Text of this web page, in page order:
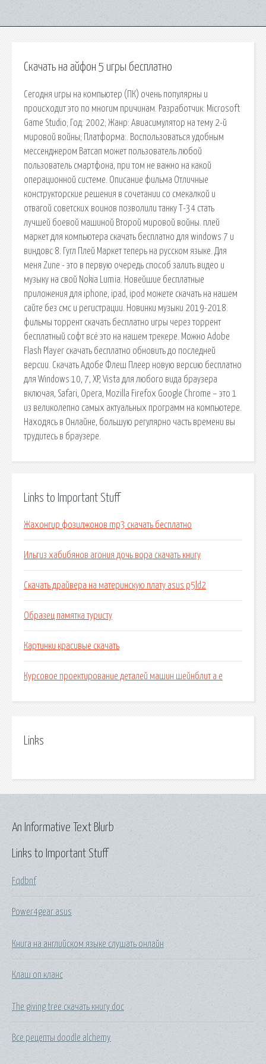
Скачать на айфон 5 игры бесплатно
Сегодня игры на компьютер (ПК) очень популярны и
происходит это по многим причинам. Разработчик: Microsoft
Game Studio; Год: 2002; Жанр: Авиасимулятор на тему 2-й
мировой войны; Платформа:. Воспользоваться удобным
мессенджером Ватсап может пользователь любой
пользователь смартфона, при том не важно на какой
операционной системе. Описание фильма Отличные
конструкторские решения в сочетании со смекалкой и
отвагой советских воинов позволили танку Т-34 стать
лучшей боевой машиной Второй мировой войны. плей
маркет для компьютера скачать бесплатно для windows 7 и
виндовс 8. Гугл Плей Маркет теперь на русском языке. Для
меня Zune - это в первую очередь способ залить видео и
музыку на свой Nokia Lumia. Новейшие бесплатные
приложения для iphone, ipad, ipod можете скачать на нашем
сайте без смс и регистрации. Новинки музыки 2019-2018.
фильмы торрент скачать бесплатно игры через торрент
бесплатный софт всё это на нашем трекере. Можно Adobe
Flash Player скачать бесплатно обновить до последней
версии. Скачать Адобе Флеш Плеер новую версию бесплатно
для Windows 10, 7, XP, Vista для любого вида браузера
включая, Safari, Opera, Mozilla Firefox Google Chrome – это 1
из великолепно самых актуальных программ на компьютере.
Находясь в Онлайне, большую регулярно часть времени вы
трудитесь в браузере.
Links to Important Stuff
Жахонгир фозилжонов mp3 скачать бесплатно
Ильгиз хабибянов агония дочь вора скачать книгу
Скачать драйвера на материнскую плату asus p5ld2
Образец памятка туристу
Картинки красивые скачать
Курсовое проектирование деталей машин шейнблит а е
Links
Links to Important Stuff
Fqdbnf
Power4gear asus
Книга на английском языке слушать онлайн
Клаш оп кланс
The giving tree скачать книгу doc
Все рецепты doodle alchemy
An Informative Text Blurb